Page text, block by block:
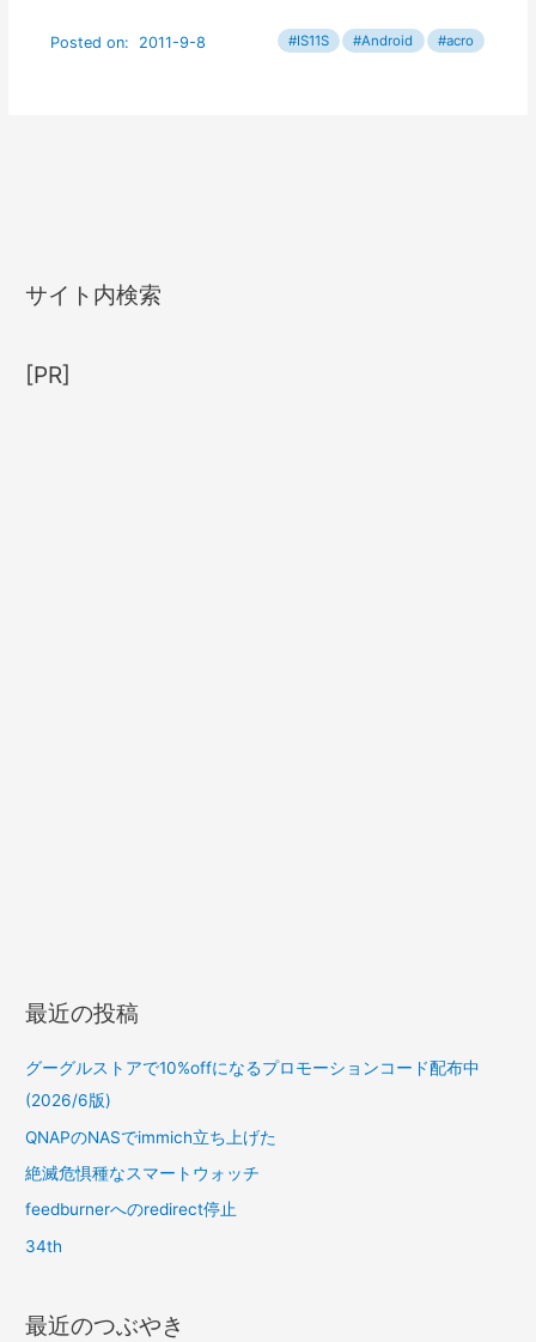
サイト内検索
[PR]
最近の投稿
グーグルストアで10%offになるプロモーションコード配布中
(2026/6版)
QNAPのNASでimmich立ち上げた
絶滅危惧種なスマートウォッチ
feedburnerへのredirect停止
34th
最近のつぶやき